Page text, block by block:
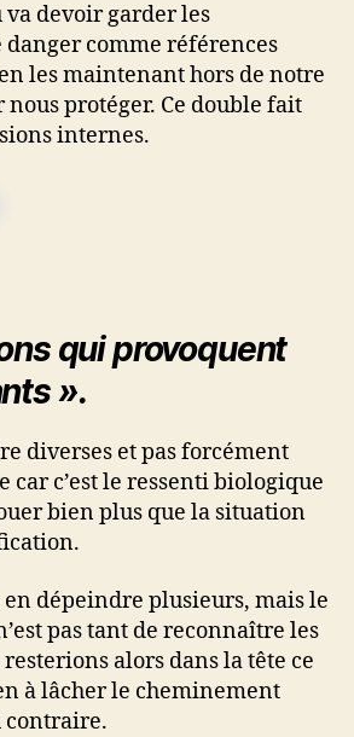
devoir garder les
comme références
les maintenant hors de notre
nous protéger. Ce double fait
internes.
qui provoquent
».
diverses et pas forcément
car c’est le ressenti biologique
bien plus que la situation
en dépeindre plusieurs, mais le
pas tant de reconnaître les
alors dans la tête ce
à lâcher le cheminement
contraire.